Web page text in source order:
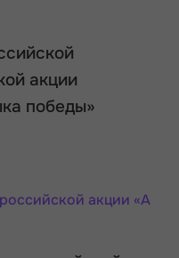
акции
победы»